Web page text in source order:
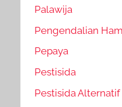
Palawija
Pengendalian
Pepaya
Pestisida
Pestisida Alternatif